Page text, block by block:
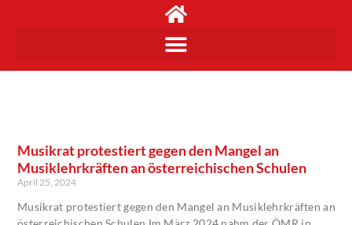
Musikrat protestiert gegen den Mangel an
Musiklehrkräften an österreichischen Schulen
April 25, 2024
Musikrat protestiert gegen den Mangel an Musiklehrkräften an